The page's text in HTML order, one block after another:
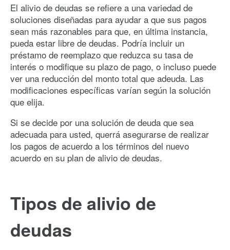
El alivio de deudas se refiere a una variedad de
soluciones diseñadas para ayudar a que sus pagos
sean más razonables para que, en última instancia,
pueda estar libre de deudas. Podría incluir un
préstamo de reemplazo que reduzca su tasa de
interés o modifique su plazo de pago, o incluso puede
ver una reducción del monto total que adeuda. Las
modificaciones específicas varían según la solución
que elija.
Si se decide por una solución de deuda que sea
adecuada para usted, querrá asegurarse de realizar
los pagos de acuerdo a los términos del nuevo
acuerdo en su plan de alivio de deudas.
Tipos de alivio de
deudas